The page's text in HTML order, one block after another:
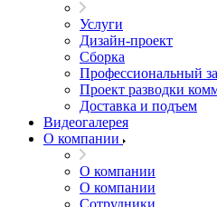
Услуги
Дизайн-проект
Сборка
Профессиональный
Проект разводки
Доставка и подъем
Видеогалерея
О компании
О компании
О компании
Сотрудники